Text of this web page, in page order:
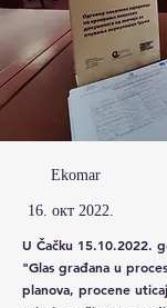
Ekomar
16. окт 2022.
U Čačku 15.10.2022.
"Glas građana u
planova, procene